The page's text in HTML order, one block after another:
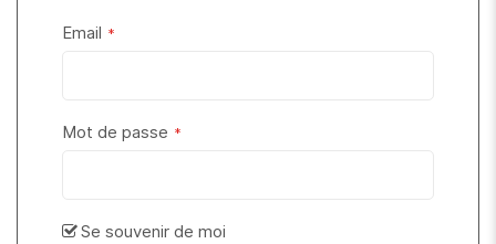
Email
Mot de passe
Se souvenir de moi